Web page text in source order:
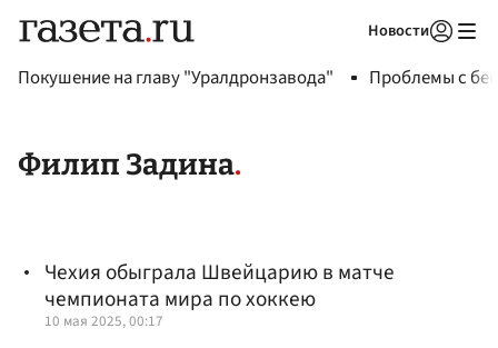
Новости
Покушение на главу "Уралдронзавода" Проблемы с
Филип Задина
Чехия обыграла Швейцарию в матче
чемпионата мира по хоккею
10 мая 2025, 00:17